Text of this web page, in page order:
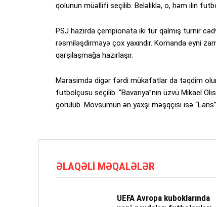
qolunun müəllifi seçilib. Beləliklə, o, həm ilin
PSJ hazırda çempionata iki tur qalmış turnir
rəsmiləşdirməyə çox yaxındır. Komanda eyni
qarşılaşmağa hazırlaşır.
Mərasimdə digər fərdi mükafatlar da təqdim
futbolçusu seçilib. “Bavariya”nın üzvü Mikael
görülüb. Mövsümün ən yaxşı məşqçisi isə
ƏLAQƏLI MƏQALƏLƏR
UEFA Avropa kuboklarında